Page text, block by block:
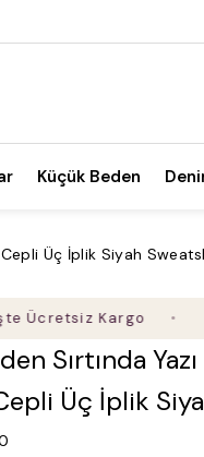
Küçük Beden
Cepli Üç İplik Siyah
Kargo
Sırtında
Üç İplik